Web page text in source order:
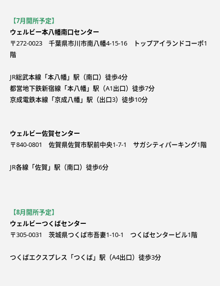
【7月開所予定】
ウェルビー本八幡南口センター
〒272-0023 千葉県市川市南八幡4-15-16 トップアイランドコーポ1
階
JR総武本線「本八幡」駅（南口）徒歩4分
都営地下鉄新宿線「本八幡」駅（A1出口）徒歩7分
京成電鉄本線「京成八幡」駅（出口3）徒歩10分
ウェルビー佐賀センター
〒840-0801 佐賀県佐賀市駅前中央1-7-1 サガシティパーキング1階
JR各線「佐賀」駅（南口）徒歩6分
【8月開所予定】
ウェルビーつくばセンター
〒305-0031 茨城県つくば市吾妻1-10-1 つくばセンタービル1階
つくばエクスプレス「つくば」駅（A4出口）徒歩3分